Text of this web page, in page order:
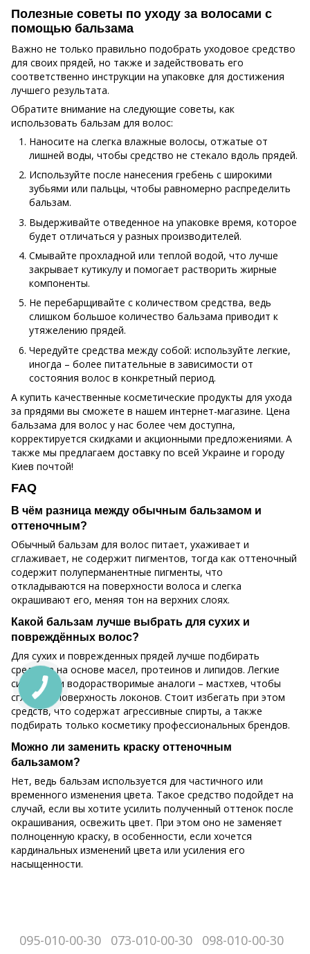
Полезные советы по уходу за волосами с
помощью бальзама
Важно не только правильно подобрать уходовое средство
для своих прядей, но также и задействовать его
соответственно инструкции на упаковке для достижения
лучшего результата.
Обратите внимание на следующие советы, как
использовать бальзам для волос:
Наносите на слегка влажные волосы, отжатые от
лишней воды, чтобы средство не стекало вдоль прядей.
Используйте после нанесения гребень с широкими
зубьями или пальцы, чтобы равномерно распределить
бальзам.
Выдерживайте отведенное на упаковке время, которое
будет отличаться у разных производителей.
Смывайте прохладной или теплой водой, что лучше
закрывает кутикулу и помогает растворить жирные
компоненты.
Не перебарщивайте с количеством средства, ведь
слишком большое количество бальзама приводит к
утяжелению прядей.
Чередуйте средства между собой: используйте легкие,
иногда – более питательные в зависимости от
состояния волос в конкретный период.
А купить качественные косметические продукты для ухода
за прядями вы сможете в нашем интернет-магазине. Цена
бальзама для волос у нас более чем доступна,
корректируется скидками и акционными предложениями. А
также мы предлагаем доставку по всей Украине и городу
Киев почтой!
FAQ
В чём разница между обычным бальзамом и
оттеночным?
Обычный бальзам для волос питает, ухаживает и
сглаживает, не содержит пигментов, тогда как оттеночный
содержит полуперманентные пигменты, что
откладываются на поверхности волоса и слегка
окрашивают его, меняя тон на верхних слоях.
Какой бальзам лучше выбрать для сухих и
повреждённых волос?
Для сухих и поврежденных прядей лучше подбирать
средства на основе масел, протеинов и липидов. Легкие
силиконы и водорастворимые аналоги – мастхев, чтобы
сгладить поверхность локонов. Стоит избегать при этом
средств, что содержат агрессивные спирты, а также
подбирать только косметику профессиональных брендов.
Можно ли заменить краску оттеночным
бальзамом?
Нет, ведь бальзам используется для частичного или
временного изменения цвета. Такое средство подойдет на
случай, если вы хотите усилить полученный оттенок после
окрашивания, освежить цвет. При этом оно не заменяет
полноценную краску, в особенности, если хочется
кардинальных изменений цвета или усиления его
насыщенности.
095-010-00-30 073-010-00-30 098-010-00-30